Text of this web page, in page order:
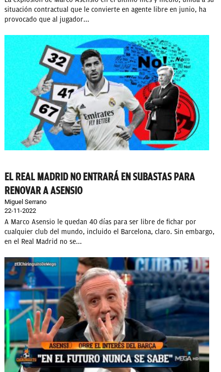
situación contractual que le convierte en agente libre en junio, ha
provocado que al jugador...
EL REAL MADRID NO ENTRARÁ EN SUBASTAS PARA
RENOVAR A ASENSIO
Miguel Serrano
22-11-2022
A Marco Asensio le quedan 40 días para ser libre de fichar por
cualquier club del mundo, incluido el Barcelona, claro. Sin embargo,
en el Real Madrid no se...